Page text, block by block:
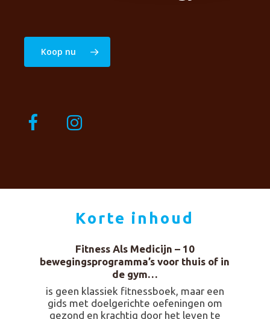
Koop nu
Korte inhoud
Fitness Als Medicijn – 10
bewegingsprogramma’s voor thuis of in
de gym…
is geen klassiek fitnessboek, maar een
gids met doelgerichte oefeningen om
gezond en krachtig door het leven te